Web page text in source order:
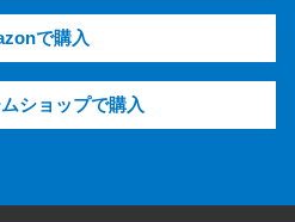
で購入
ショップで購入